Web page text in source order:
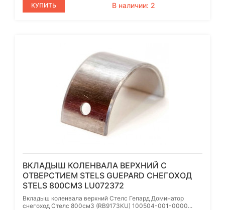
КУПИТЬ В наличии: 2
ВКЛАДЫШ КОЛЕНВАЛА ВЕРХНИЙ С
ОТВЕРСТИЕМ STELS GUEPARD СНЕГОХОД
STELS 800СМ3 LU072372
Вкладыш коленвала верхний Стелс Гепард Доминатор
снегоход Стелс 800см3 (RB9173KU) 100504-001-0000...